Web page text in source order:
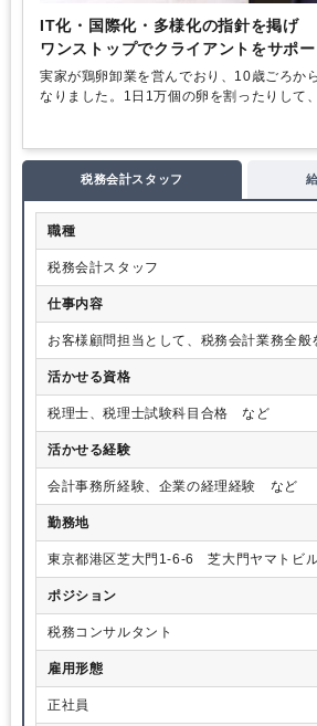
IT化・国際化・多様化の指針を掲げ
ワンストップでクライアントをサポー
実家が鶏卵卸業を営んでおり、10歳ごろか
なりました。1日1万個の卵を割ったりして
バイトでした（笑）。その頃芽生えたのが
活を謳歌しようと思っていたのですが、ハ
クルでの活動中、墜落し、骨折してハング
念……。そんな経緯もあって、本格的に公
勉強を始めたのです。
計監査の実務を学びます。ところが、つく
ックするという業務がどうも性に合いませ
外資系の事業会社に転職。現場の経理実務
ーティングなどを一とおり学んだ後、英語
留学。ビジネススクールを経て帰国後、ア
ックスをヒントに紅茶の飲食業を立ち上げま
ここで気づいたのは、私はコストを見る経
のですが、売上のつくり方は不得手だった
席にできても、回転率が上げられないので
うセンスだと気づき、1年ほどで早期撤退。
た。そこは小規模ながらも多様な案件を引
ので、税務申告書の作成からIPOのコンサ
支援にビジネスプランの作成、資金調達と
てもらえました。
税務会計スタッフ
職種
税務会計スタッフ
仕事内容
お客様顧問担当として、税務会計業務全般
際税務、IPO支援、資金調達、経理アウト
幅広い業務まで、希望にもよりますが担当
あります。
活かせる資格
税理士、税理士試験科目合格 など
活かせる経験
会計事務所経験、企業の経理経験 など
勤務地
東京都港区芝大門1-6-6 芝大門ヤマトビ
ポジション
税務コンサルタント
雇用形態
正社員